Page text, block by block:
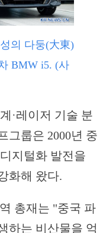
의 다둥(大東)
BMW i5. (사
·레이저 기술 분
그룹은 2000년 중
지털화 발전을
화해 왔다.
총재는 "중국 파
하는 비산물을 억